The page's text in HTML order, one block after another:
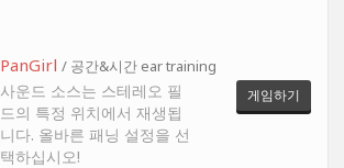
PanGirl / 공간&시간 ear training
사운드 소스는 스테레오 필
드의 특정 위치에서 재생됩
니다. 올바른 패닝 설정을 선
택하십시오!
게임하기